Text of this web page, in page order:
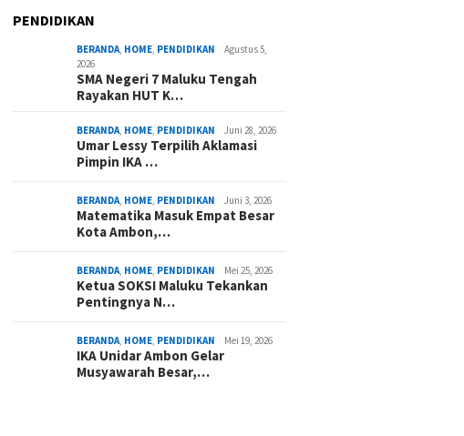
PENDIDIKAN
BERANDA, HOME, PENDIDIKAN
Agustus 5,
2026
SMA Negeri 7 Maluku Tengah
Rayakan HUT K…
BERANDA, HOME, PENDIDIKAN Juni 28, 2026
Umar Lessy Terpilih Aklamasi
Pimpin IKA …
BERANDA, HOME, PENDIDIKAN Juni 3, 2026
Matematika Masuk Empat Besar
Kota Ambon,…
BERANDA, HOME, PENDIDIKAN Mei 25, 2026
Ketua SOKSI Maluku Tekankan
Pentingnya N…
BERANDA, HOME, PENDIDIKAN Mei 19, 2026
IKA Unidar Ambon Gelar
Musyawarah Besar,…